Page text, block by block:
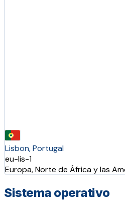
Lisbon, Portugal
eu-lis-1
Europa, Norte de África y las
Sistema operativo